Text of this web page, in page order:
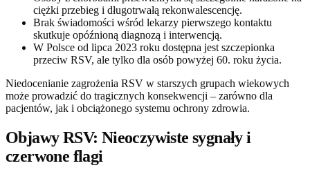
ciężki przebieg i długotrwałą rekonwalescencję.
Brak świadomości wśród lekarzy pierwszego kontaktu
skutkuje opóźnioną diagnozą i interwencją.
W Polsce od lipca 2023 roku dostępna jest szczepionka
przeciw RSV, ale tylko dla osób powyżej 60. roku życia.
Niedocenianie zagrożenia RSV w starszych grupach wiekowych
może prowadzić do tragicznych konsekwencji – zarówno dla
pacjentów, jak i obciążonego systemu ochrony zdrowia.
Objawy RSV: Nieoczywiste sygnały i
czerwone flagi